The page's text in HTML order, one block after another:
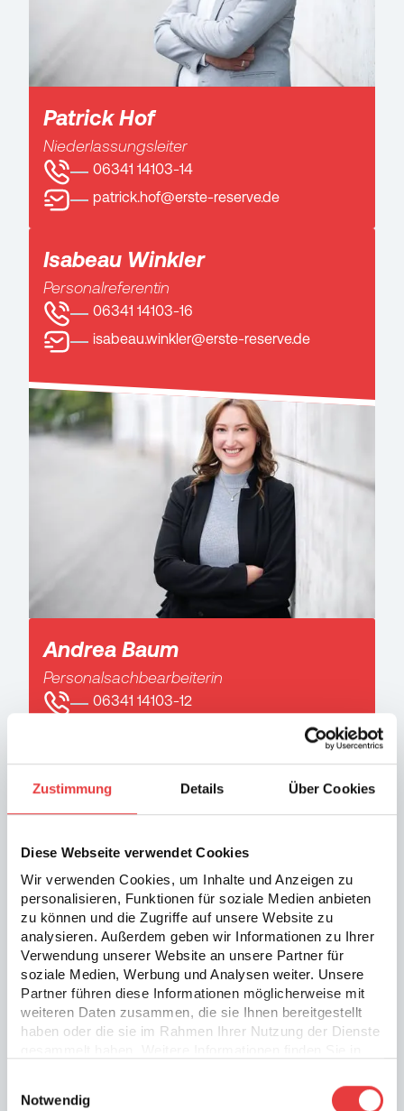
Zustimmung Details Über Cookies
Diese Webseite verwendet Cookies
Wir verwenden Cookies, um Inhalte und Anzeigen zu
personalisieren, Funktionen für soziale Medien anbieten
zu können und die Zugriffe auf unsere Website zu
analysieren. Außerdem geben wir Informationen zu Ihrer
Verwendung unserer Website an unsere Partner für
soziale Medien, Werbung und Analysen weiter. Unsere
Partner führen diese Informationen möglicherweise mit
weiteren Daten zusammen, die sie Ihnen bereitgestellt
haben oder die sie im Rahmen Ihrer Nutzung der Dienste
Notwendig
Patrick Hof
Niederlassungsleiter
06341 14103-14
patrick.hof@erste-reserve.de
Isabeau Winkler
Personalreferentin
06341 14103-16
isabeau.winkler@erste-reserve.de
Andrea Baum
Personalsachbearbeiterin
06341 14103-12
Offenburg
erste reserve personalservice GmbH
Maria-und-Georg-Dietrich-Straße 2D
77652 Offenburg
Route Planen
0781 284251-0
offenburg@erste-reserve.de
Unser Team in Offenburg